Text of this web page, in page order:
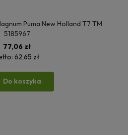
Puma New Holland T7 TM
5185967
77,06 zł
62,65 zł
Do koszyka